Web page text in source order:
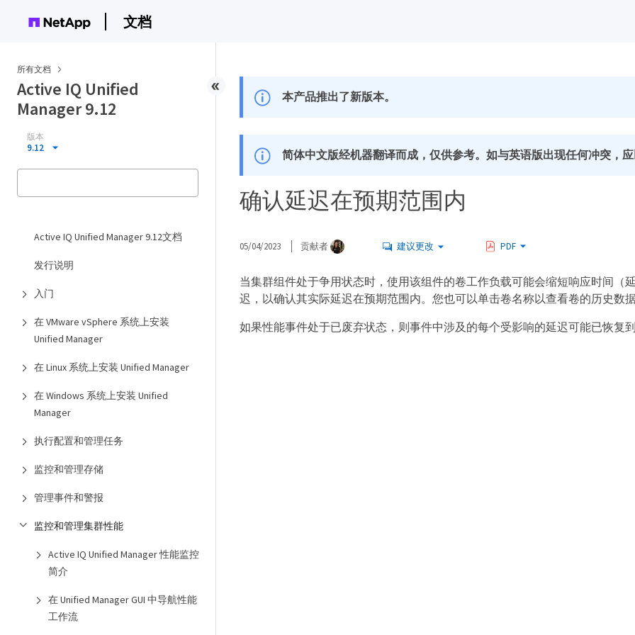
文档
所有文档
Active IQ Unified
Manager 9.12
版本
9.12
Active IQ Unified Manager 9.12文档
发行说明
入门
在 VMware vSphere 系统上安装
Unified Manager
在 Linux 系统上安装 Unified Manager
在 Windows 系统上安装 Unified
Manager
执行配置和管理任务
监控和管理存储
管理事件和警报
监控和管理集群性能
Active IQ Unified Manager 性能监控
简介
在 Unified Manager GUI 中导航性能
工作流
本产品推出了新版本。
简体中文版经机器翻译而成，仅供参考。如与英语版出现任何冲突，应
确认延迟在预期范围内
05/04/2023 贡献者 建议更改 PDF
当集群组件处于争用状态时，使用该组件的卷工作负载可能会缩短响应时间（
迟，以确认其实际延迟在预期范围内。您也可以单击卷名称以查看卷的历史数据
如果性能事件处于已废弃状态，则事件中涉及的每个受影响的延迟可能已恢复到